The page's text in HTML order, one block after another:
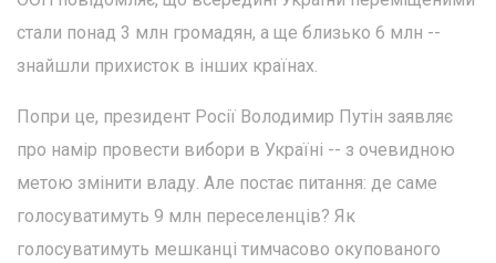
стали понад 3 млн громадян, а ще близько 6 млн --
знайшли прихисток в інших країнах.
Попри це, президент Росії Володимир Путін заявляє
про намір провести вибори в Україні -- з очевидною
метою змінити владу. Але постає питання: де саме
голосуватимуть 9 млн переселенців? Як
голосуватимуть мешканці тимчасово окупованого